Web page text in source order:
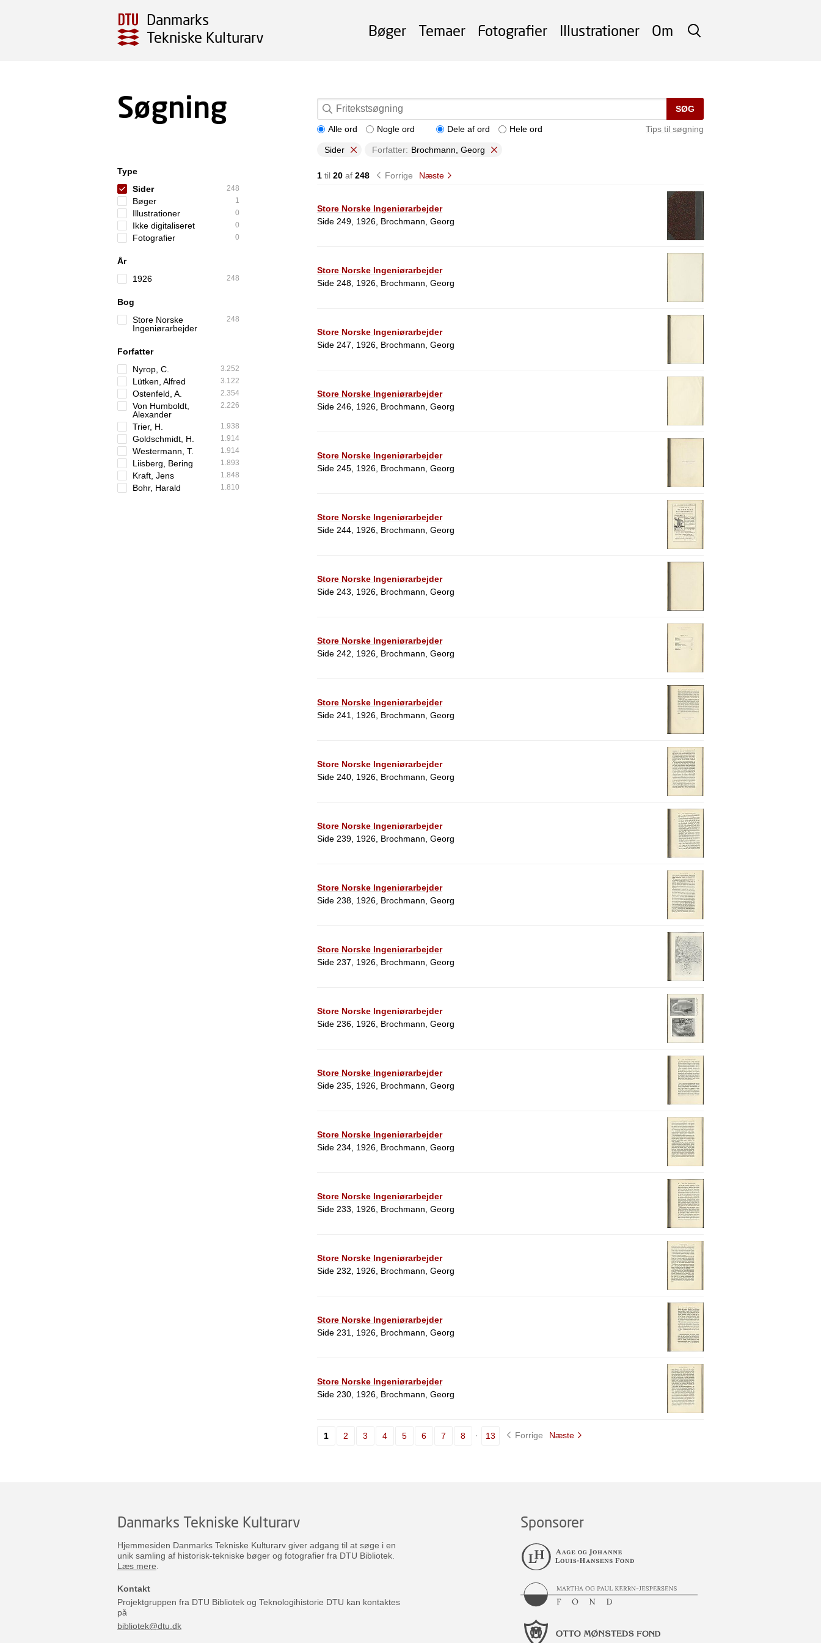
Danmarks
Tekniske Kulturarv
SØG
Bøger Temaer Fotografier Illustrationer Om
Søgning SØG
Tips til søgning
Alle ord Nogle ord Dele af ord Hele ord
Sider Forfatter: Brochmann, Georg
Type
Sider
248
Bøger 1
Illustrationer 0
Ikke digitaliseret 0
Fotografier 0
År
1926
248
Bog
Store Norske
Ingeniørarbejder
248
Forfatter
Nyrop, C.
3.252
Lütken, Alfred 3.122
Ostenfeld, A. 2.354
Von Humboldt,
Alexander
2.226
Trier, H. 1.938
Goldschmidt, H. 1.914
Westermann, T. 1.914
Liisberg, Bering 1.893
Kraft, Jens 1.848
Bohr, Harald 1.810
1til 20af 248 Forrige Næste
Store Norske Ingeniørarbejder
Side 249, 1926, Brochmann, Georg
Store Norske Ingeniørarbejder
Side 248, 1926, Brochmann, Georg
Store Norske Ingeniørarbejder
Side 247, 1926, Brochmann, Georg
Store Norske Ingeniørarbejder
Side 246, 1926, Brochmann, Georg
Store Norske Ingeniørarbejder
Side 245, 1926, Brochmann, Georg
Store Norske Ingeniørarbejder
Side 244, 1926, Brochmann, Georg
Store Norske Ingeniørarbejder
Side 243, 1926, Brochmann, Georg
Store Norske Ingeniørarbejder
Side 242, 1926, Brochmann, Georg
Store Norske Ingeniørarbejder
Side 241, 1926, Brochmann, Georg
Store Norske Ingeniørarbejder
Side 240, 1926, Brochmann, Georg
Store Norske Ingeniørarbejder
Side 239, 1926, Brochmann, Georg
Store Norske Ingeniørarbejder
Side 238, 1926, Brochmann, Georg
Store Norske Ingeniørarbejder
Side 237, 1926, Brochmann, Georg
Store Norske Ingeniørarbejder
Side 236, 1926, Brochmann, Georg
Store Norske Ingeniørarbejder
Side 235, 1926, Brochmann, Georg
Store Norske Ingeniørarbejder
Side 234, 1926, Brochmann, Georg
Store Norske Ingeniørarbejder
Side 233, 1926, Brochmann, Georg
Store Norske Ingeniørarbejder
Side 232, 1926, Brochmann, Georg
Store Norske Ingeniørarbejder
Side 231, 1926, Brochmann, Georg
Store Norske Ingeniørarbejder
Side 230, 1926, Brochmann, Georg
1 2 3 4 5 6 7 8 13 Forrige Næste
Danmarks Tekniske Kulturarv
Hjemmesiden Danmarks Tekniske Kulturarv giver adgang til at søge i en
unik samling af historisk-tekniske bøger og fotografier fra DTU Bibliotek.
Læs mere
Kontakt
Projektgruppen fra DTU Bibliotek og Teknologihistorie DTU kan kontaktes
på
bibliotek@dtu.dk
Sponsorer